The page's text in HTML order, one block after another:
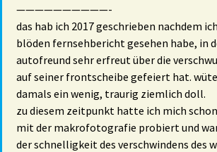
——————————-
das hab ich 2017 geschrieben nachdem
blöden fernsehbericht gesehen habe, in
autofreund sehr erfreut über die
auf seiner frontscheibe gefeiert hat.
damals ein wenig, traurig ziemlich doll.
zu diesem zeitpunkt hatte ich mich
mit der makrofotografie probiert und
der schnelligkeit des verschwindens des